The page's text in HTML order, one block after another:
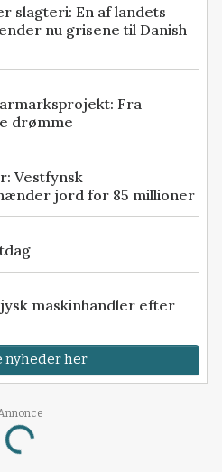
slagteri: En af landets
nu grisene til Danish
Fra
drømme
Vestfynsk
jord for 85 millioner
maskinhandler efter
nyheder her
Loading...